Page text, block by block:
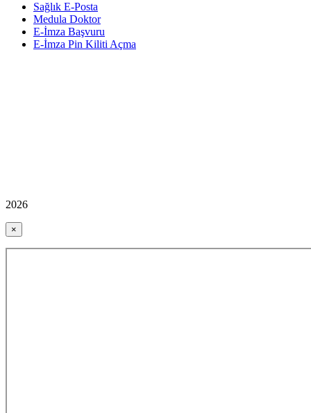
Sağlık E-Posta
Medula Doktor
E-İmza Başvuru
E-İmza Pin Kiliti Açma
2026
×